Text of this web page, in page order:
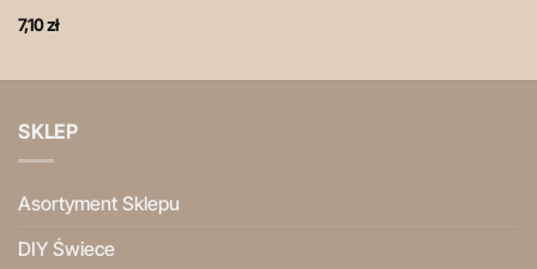
7,10zł
SKLEP
Asortyment Sklepu
DIY Świece